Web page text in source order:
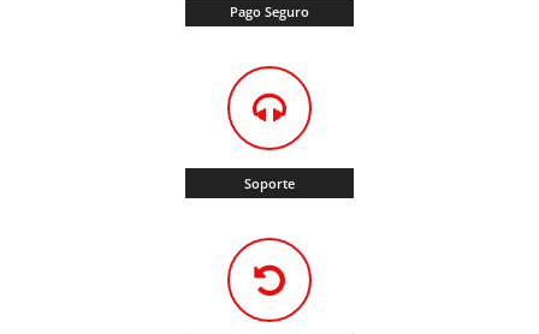
Pago Seguro
Soporte